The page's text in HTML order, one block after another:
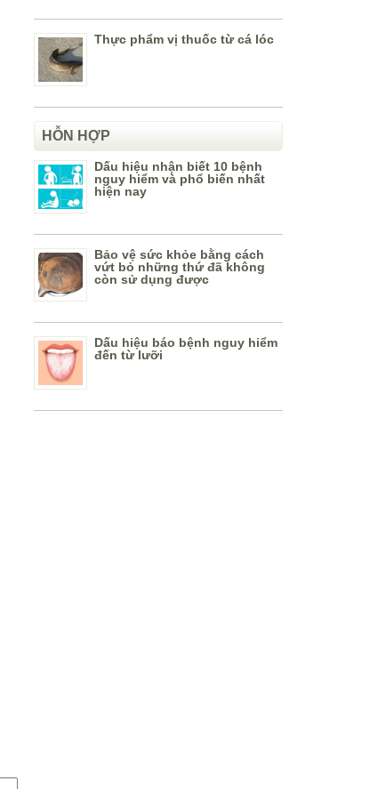
Thực phẩm vị thuốc từ cá lóc
HỖN HỢP
Dấu hiệu nhận biết 10 bệnh
nguy hiểm và phổ biến nhất
hiện nay
Bảo vệ sức khỏe bằng cách
vứt bỏ những thứ đã không
còn sử dụng được
Dấu hiệu báo bệnh nguy hiểm
đến từ lưỡi